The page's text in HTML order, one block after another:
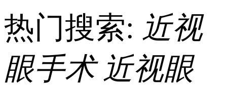
热门搜索: 近视
眼手术 近视眼